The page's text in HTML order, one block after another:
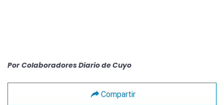
Por Colaboradores Diario de Cuyo
Compartir